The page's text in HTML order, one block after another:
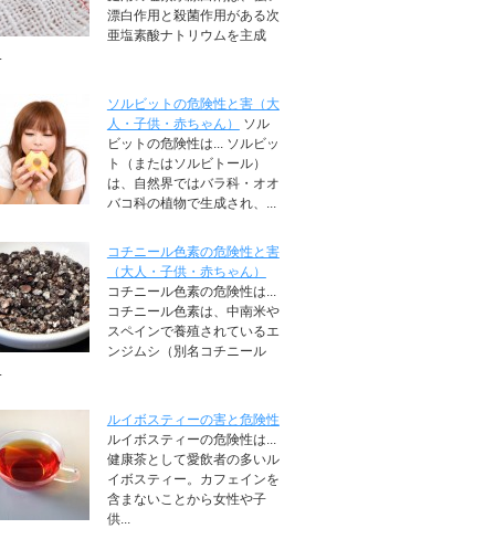
漂白作用と殺菌作用がある次
亜塩素酸ナトリウムを主成
ソルビットの危険性と害（大
人・子供・赤ちゃん）
ソル
ビットの危険性は... ソルビッ
ト（またはソルビトール）
は、自然界ではバラ科・オオ
バコ科の植物で生成され、...
コチニール色素の危険性と害
（大人・子供・赤ちゃん）
コチニール色素の危険性は...
コチニール色素は、中南米や
スペインで養殖されているエ
ンジムシ（別名コチニール
ルイボスティーの害と危険性
ルイボスティーの危険性は...
健康茶として愛飲者の多いル
イボスティー。カフェインを
含まないことから女性や子
供...